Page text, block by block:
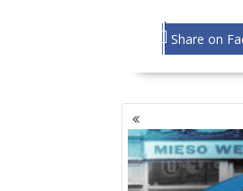
Share on
NAWIGACJA
PO
WPISACH